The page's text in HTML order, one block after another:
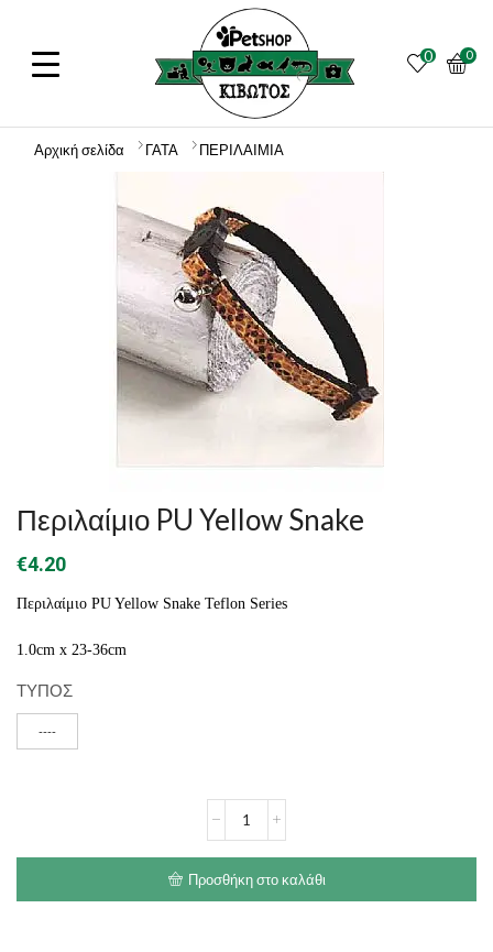
0 0
Αρχική σελίδα ΓΑΤΑ ΠΕΡΙΛΑΙΜΙΑ
Περιλαίμιο PU Yellow Snake
€4.20
Περιλαίμιο PU Yellow Snake Teflon Series
1.0cm x 23-36cm
ΤΥΠΟΣ
----
Yellow
ποσότητα
Προσθήκη στο καλάθι